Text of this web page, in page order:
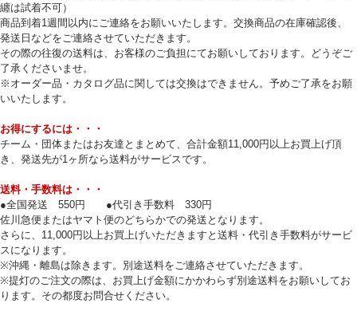
纏は試着不可）
商品到着1週間以内にご連絡をお願いいたします。交換商品の在庫確認後、
発送日などをご連絡させていただきます。
その際の往復の送料は、お客様のご負担にてお願いしております。どうぞご
了承くださいませ。
※オーダー品・カタログ品に関しては交換はできません。予めご了承をお願
いいたします。
お得にするには・・・
チーム・団体またはお友達とまとめて、合計金額11,000円以上お買上げ頂
き、発送先が1ヶ所なら送料がサービスです。
送料・手数料は・・・
●全国発送 550円 ●代引き手数料 330円
佐川急便またはヤマト便のどちらかでの発送となります。
さらに、11,000円以上お買上げいただきますと送料・代引き手数料がサービ
スになります。
※沖縄・離島は除きます。別途送料をご連絡させていただきます。
※提灯のご注文の際は、お買上げ金額にかかわらず別途送料をお願いしてお
ります。その都度お問合せください。